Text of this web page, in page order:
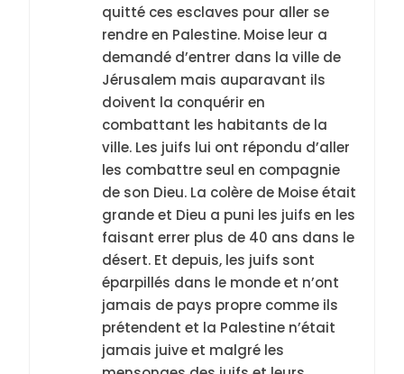
quitté ces esclaves pour aller se
rendre en Palestine. Moise leur a
demandé d’entrer dans la ville de
Jérusalem mais auparavant ils
doivent la conquérir en
combattant les habitants de la
ville. Les juifs lui ont répondu d’aller
les combattre seul en compagnie
de son Dieu. La colère de Moise était
grande et Dieu a puni les juifs en les
faisant errer plus de 40 ans dans le
désert. Et depuis, les juifs sont
éparpillés dans le monde et n’ont
jamais de pays propre comme ils
prétendent et la Palestine n’était
jamais juive et malgré les